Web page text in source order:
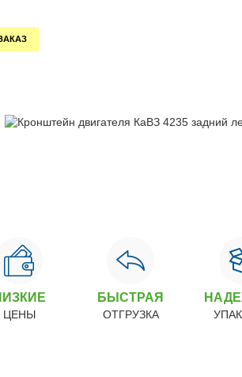
ЦЕНЫ
БЫСТРАЯ
ОТГРУЗКА